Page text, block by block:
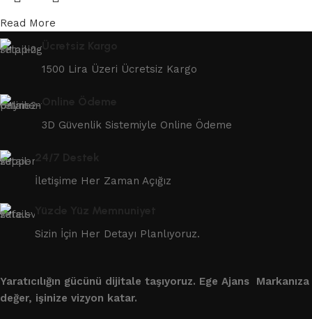
Read More
1500 Lira Üzeri Ücretsiz Kargo
3D Güvenlik Sistemiyle Online Ödeme
İletişime Her Zaman Açığız
Sizin İçin Her Detayı Planlıyoruz.
Yaratıcılığın gücünü dijitale taşıyoruz. Ege Ajans Markanıza
değer, işinize vizyon katar.